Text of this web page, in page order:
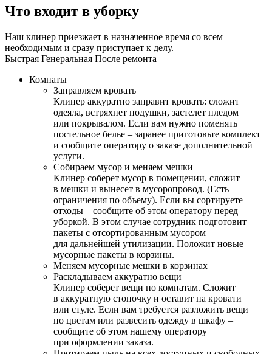
Что входит в уборку
Наш клинер приезжает в назначенное время со всем
необходимым и сразу приступает к делу.
Быстрая Генеральная После ремонта
Комнаты
Заправляем кровать
Клинер аккуратно заправит кровать: сложит
одеяла, встряхнет подушки, застелет пледом
или покрывалом. Если вам нужно поменять
постельное белье – заранее приготовьте комплект
и сообщите оператору о заказе дополнительной
услуги.
Собираем мусор и меняем мешки
Клинер соберет мусор в помещении, сложит
в мешки и вынесет в мусоропровод. (Есть
ограничения по объему). Если вы сортируете
отходы – сообщите об этом оператору перед
уборкой. В этом случае сотрудник подготовит
пакеты с отсортированным мусором
для дальнейшей утилизации. Положит новые
мусорные пакеты в корзины.
Меняем мусорные мешки в корзинах
Раскладываем аккуратно вещи
Клинер соберет вещи по комнатам. Сложит
в аккуратную стопочку и оставит на кровати
или стуле. Если вам требуется разложить вещи
по цветам или развесить одежду в шкафу –
сообщите об этом нашему оператору
при оформлении заказа.